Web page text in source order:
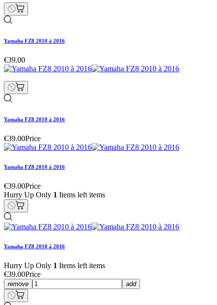
Yamaha FZ8 2010 à 2016
€39.00
Yamaha FZ8 2010 à 2016
€39.00Price
Yamaha FZ8 2010 à 2016
€39.00Price
Hurry Up Only 1 Items left items
Yamaha FZ8 2010 à 2016
Hurry Up Only 1 Items left items
€39.00Price
remove add